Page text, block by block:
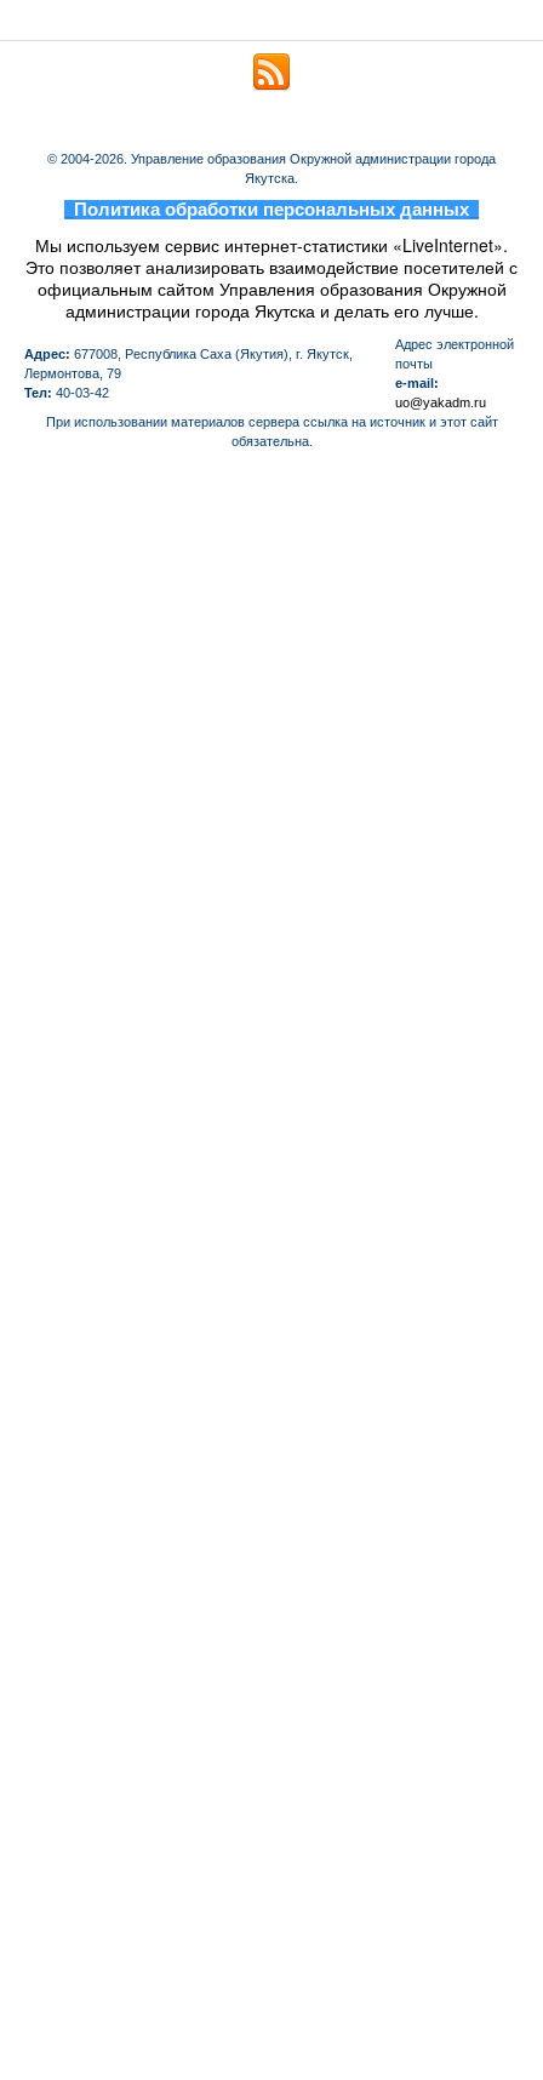
© 2004-2026. Управление образования Окружной администрации города
Якутска.
Политика обработки персональных данных
Мы используем сервис интернет-статистики «LiveInternet».
Это позволяет анализировать взаимодействие посетителей с
официальным сайтом Управления образования Окружной
администрации города Якутска и делать его лучше.
Адрес: 677008, Республика Саха (Якутия), г. Якутск,
Лермонтова, 79
Тел: 40-03-42
Aдрес электронной
почты
e-mail:
uo@yakadm.ru
При использовании материалов сервера ссылка на источник и этот сайт
обязательна.